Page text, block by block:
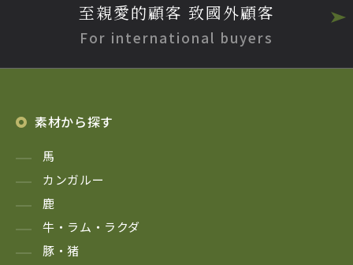
至親愛的顧客 致國外顧客
For international buyers
素材から探す
馬
カンガルー
鹿
牛・ラム・ラクダ
豚・猪